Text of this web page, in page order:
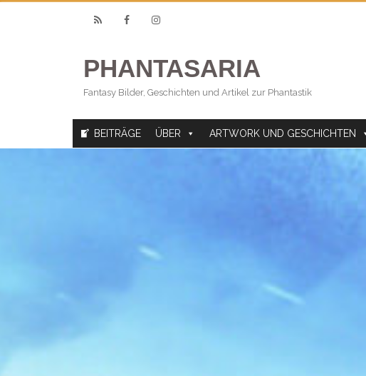
PHANTASARIA
Fantasy Bilder, Geschichten und Artikel zur Phantastik
BEITRÄGE ÜBER ARTWORK UND GESCHICHTEN